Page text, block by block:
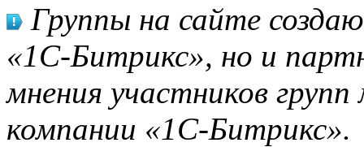
Группы на сайте
«1С-Битрикс», но и
мнения участников
компании «1С-Битрикс».